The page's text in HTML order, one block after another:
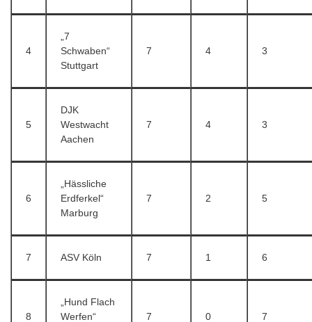
4
„7
Schwaben“
Stuttgart
7 4 3
5
DJK
Westwacht
Aachen
7 4 3
6
„Hässliche
Erdferkel“
Marburg
7 2 5
7 ASV Köln 7 1 6
8
„Hund Flach
Werfen“
7 0 7